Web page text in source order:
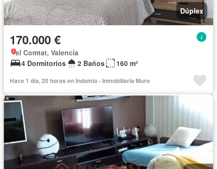
Dúplex
170.000 €
el Comtat, Valencia
4 Dormitorios
2 Baños 160 m²
Hace 1 día, 20 horas en Indomio - Inmobiliaria Muro